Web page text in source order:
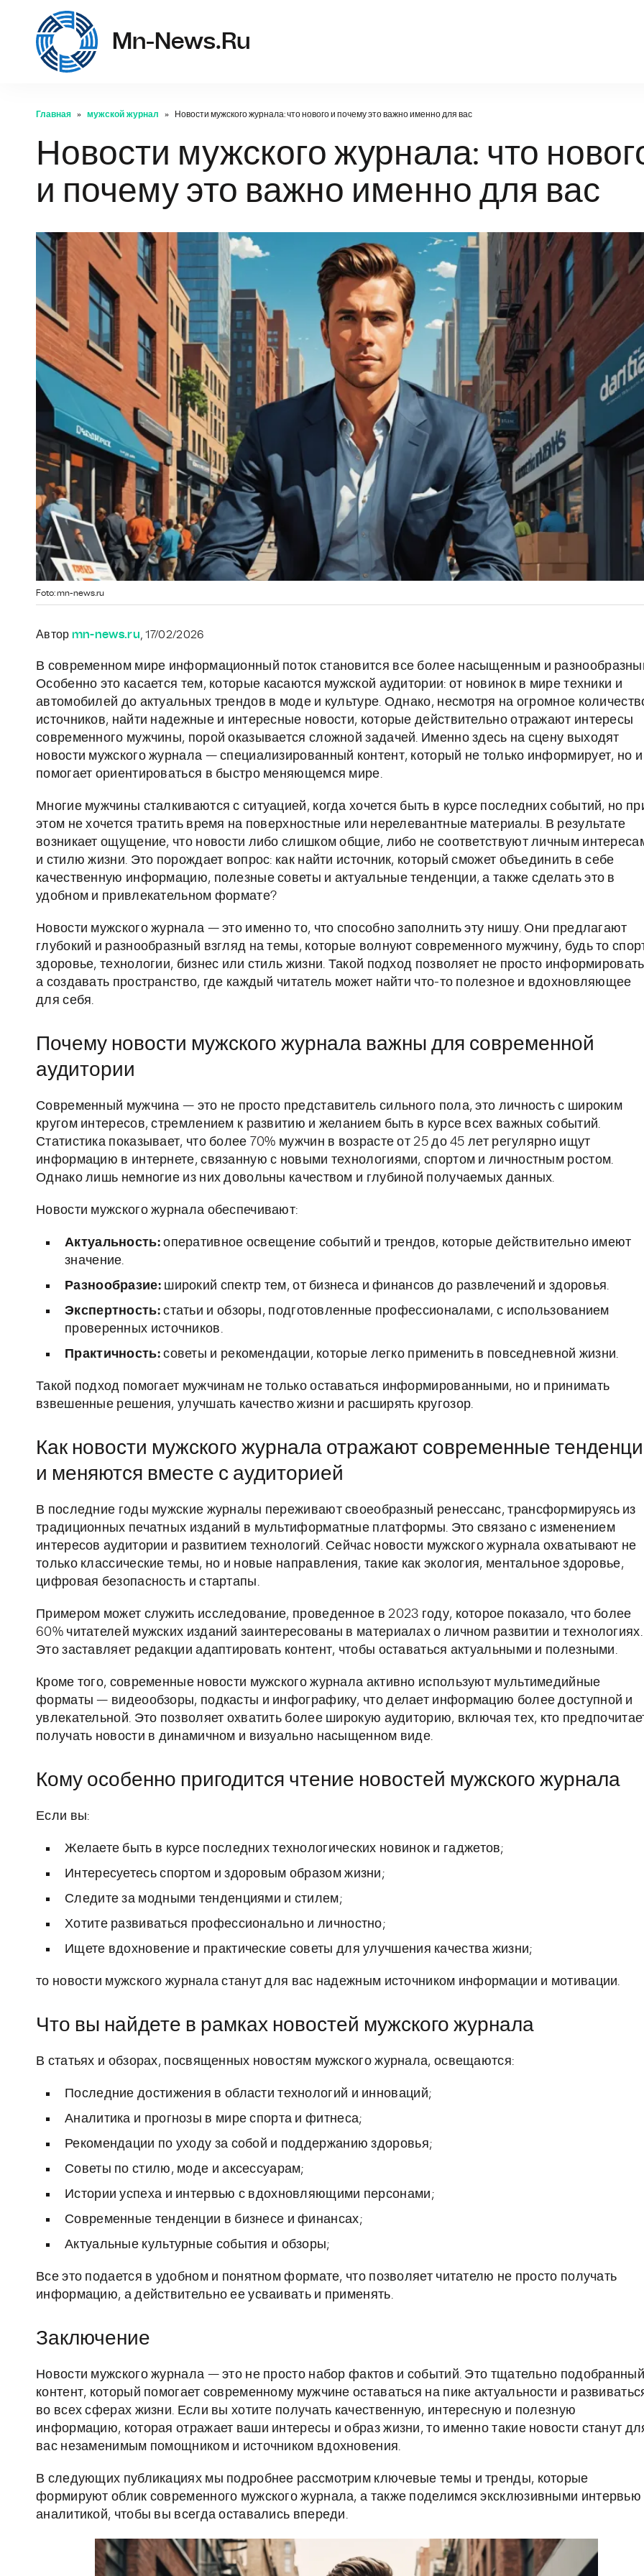
Mn-News.ru
Главная мужской журнал Новости мужского журнала: что нового и почему это важно именно для вас
Новости мужского журнала: что
и почему это важно именно для вас
Foto: mn-news.ru
Автор mn-news.ru, 17/02/2026
В современном мире информационный поток становится все более насыщенным и
Особенно это касается тем, которые касаются мужской аудитории: от новинок в мире техники и
автомобилей до актуальных трендов в моде и культуре. Однако, несмотря на огромное
источников, найти надежные и интересные новости, которые действительно отражают интересы
современного мужчины, порой оказывается сложной задачей. Именно здесь на сцену выходят
новости мужского журнала — специализированный контент, который не только информирует, но и
помогает ориентироваться в быстро меняющемся мире.
Многие мужчины сталкиваются с ситуацией, когда хочется быть в курсе последних событий, но
этом не хочется тратить время на поверхностные или нерелевантные материалы. В результате
возникает ощущение, что новости либо слишком общие, либо не соответствуют личным
и стилю жизни. Это порождает вопрос: как найти источник, который сможет объединить в себе
качественную информацию, полезные советы и актуальные тенденции, а также сделать это в
удобном и привлекательном формате?
Новости мужского журнала — это именно то, что способно заполнить эту нишу. Они предлагают
глубокий и разнообразный взгляд на темы, которые волнуют современного мужчину, будь то
здоровье, технологии, бизнес или стиль жизни. Такой подход позволяет не просто
а создавать пространство, где каждый читатель может найти что-то полезное и вдохновляющее
для себя.
Почему новости мужского журнала важны для современной
аудитории
Современный мужчина — это не просто представитель сильного пола, это личность с широким
кругом интересов, стремлением к развитию и желанием быть в курсе всех важных событий.
Статистика показывает, что более 70% мужчин в возрасте от 25 до 45 лет регулярно ищут
информацию в интернете, связанную с новыми технологиями, спортом и личностным ростом.
Однако лишь немногие из них довольны качеством и глубиной получаемых данных.
Новости мужского журнала обеспечивают:
Актуальность:оперативное освещение событий и трендов, которые действительно имеют
значение.
Разнообразие:широкий спектр тем, от бизнеса и финансов до развлечений и здоровья.
Экспертность:статьи и обзоры, подготовленные профессионалами, с использованием
проверенных источников.
Практичность:советы и рекомендации, которые легко применить в повседневной жизни.
Такой подход помогает мужчинам не только оставаться информированными, но и принимать
взвешенные решения, улучшать качество жизни и расширять кругозор.
Как новости мужского журнала отражают современные
и меняются вместе с аудиторией
В последние годы мужские журналы переживают своеобразный ренессанс, трансформируясь из
традиционных печатных изданий в мультиформатные платформы. Это связано с изменением
интересов аудитории и развитием технологий. Сейчас новости мужского журнала охватывают не
только классические темы, но и новые направления, такие как экология, ментальное здоровье,
цифровая безопасность и стартапы.
Примером может служить исследование, проведенное в 2023 году, которое показало, что более
60% читателей мужских изданий заинтересованы в материалах о личном развитии и технологиях.
Это заставляет редакции адаптировать контент, чтобы оставаться актуальными и полезными.
Кроме того, современные новости мужского журнала активно используют мультимедийные
форматы — видеообзоры, подкасты и инфографику, что делает информацию более доступной и
увлекательной. Это позволяет охватить более широкую аудиторию, включая тех, кто
получать новости в динамичном и визуально насыщенном виде.
Кому особенно пригодится чтение новостей мужского журнала
Если вы:
Желаете быть в курсе последних технологических новинок и гаджетов;
Интересуетесь спортом и здоровым образом жизни;
Следите за модными тенденциями и стилем;
Хотите развиваться профессионально и личностно;
Ищете вдохновение и практические советы для улучшения качества жизни;
то новости мужского журнала станут для вас надежным источником информации и мотивации.
Что вы найдете в рамках новостей мужского журнала
В статьях и обзорах, посвященных новостям мужского журнала, освещаются:
Последние достижения в области технологий и инноваций;
Аналитика и прогнозы в мире спорта и фитнеса;
Рекомендации по уходу за собой и поддержанию здоровья;
Советы по стилю, моде и аксессуарам;
Истории успеха и интервью с вдохновляющими персонами;
Современные тенденции в бизнесе и финансах;
Актуальные культурные события и обзоры;
Все это подается в удобном и понятном формате, что позволяет читателю не просто получать
информацию, а действительно ее усваивать и применять.
Заключение
Новости мужского журнала — это не просто набор фактов и событий. Это тщательно подобранный
контент, который помогает современному мужчине оставаться на пике актуальности и
во всех сферах жизни. Если вы хотите получать качественную, интересную и полезную
информацию, которая отражает ваши интересы и образ жизни, то именно такие новости станут
вас незаменимым помощником и источником вдохновения.
В следующих публикациях мы подробнее рассмотрим ключевые темы и тренды, которые
формируют облик современного мужского журнала, а также поделимся эксклюзивными интервью
аналитикой, чтобы вы всегда оставались впереди.